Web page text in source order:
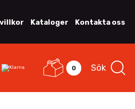
Kataloger Kontakta oss
0 Sök